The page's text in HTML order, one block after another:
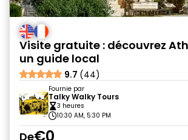
Visite gratuite : découvrez
un guide local
9.7 (44)
Fournie par
Talky Walky Tours
3 heures
10:30 AM, 5:30 PM
De